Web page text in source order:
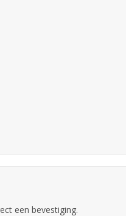
een bevestiging.